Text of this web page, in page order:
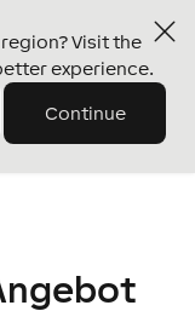
Visit the
experience.
Continue